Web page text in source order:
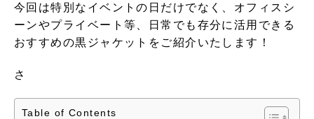
今回は特別なイベントの日だけでなく、オフィスシ
ーンやプライベート等、日常でも存分に活用できる
おすすめの黒ジャケットをご紹介いたします！
さ
Table of Contents